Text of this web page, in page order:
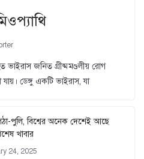
ভাইরাস জনিত গ্রীষ্মমণ্ডলীয় রোগ
ডেঙ্গু একটি ভাইরাস, যা
পুলি, বিশ্বের অনেক দেশেই আছে
খাবার
24, 2025